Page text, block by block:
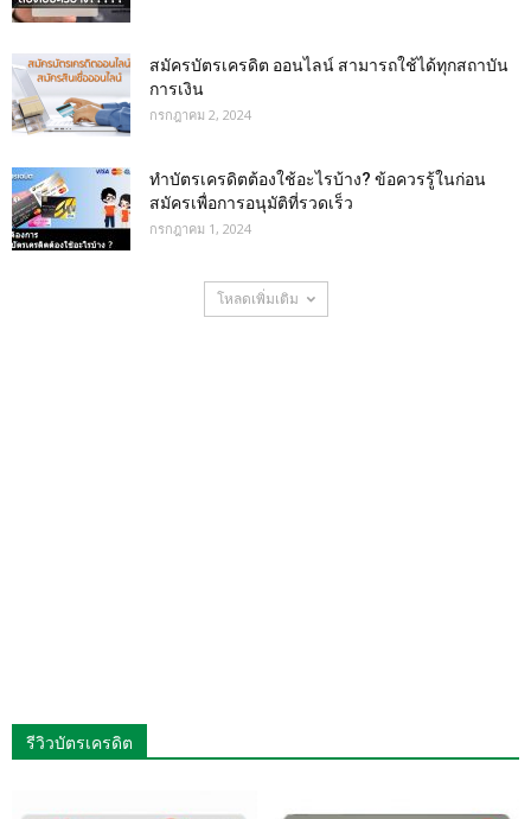
สมัครบัตรเครดิต ออนไลน์ สามารถใช้ได้ทุกสถาบัน
การเงิน
กรกฎาคม 2, 2024
ทําบัตรเครดิตต้องใช้อะไรบ้าง? ข้อควรรู้ในก่อน
สมัครเพื่อการอนุมัติที่รวดเร็ว
กรกฎาคม 1, 2024
โหลดเพิ่มเติม
รีวิวบัตรเครดิต